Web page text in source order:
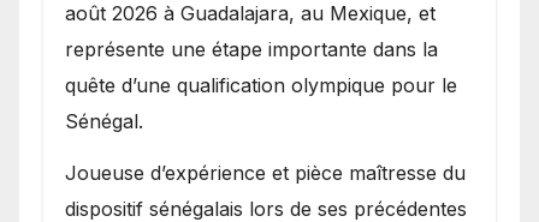
août 2026 à Guadalajara, au Mexique, et
représente une étape importante dans la
quête d’une qualification olympique pour le
Sénégal.
Joueuse d’expérience et pièce maîtresse du
dispositif sénégalais lors de ses précédentes